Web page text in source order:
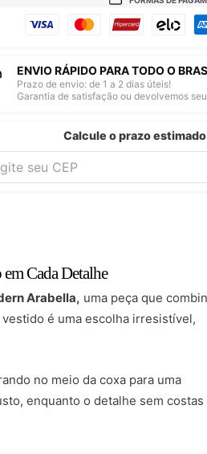
ENVIO RÁPIDO PARA TODO O
Prazo de envio: de 1 a 2 dias úteis!
Garantia de satisfação ou devolvemos
Calcule o prazo
Cada Detalhe
Arabella, uma peça que
é uma escolha irresistível,
no meio da coxa para uma
enquanto o detalhe sem costas